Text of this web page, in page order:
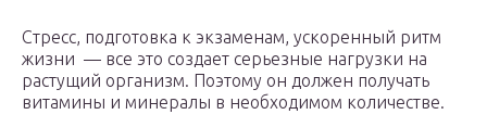
Стресс, подготовка к экзаменам, ускоренный ритм
жизни — все это создает серьезные нагрузки на
растущий организм. Поэтому он должен получать
витамины и минералы в необходимом количестве.